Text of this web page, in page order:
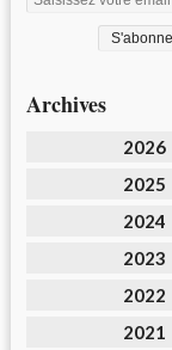
Archives
2026
2025
2024
2023
2022
2021